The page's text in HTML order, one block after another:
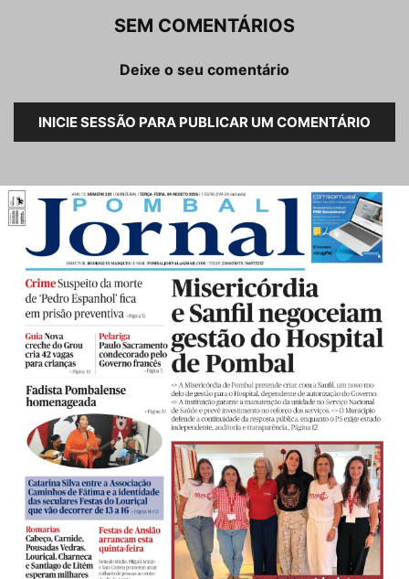
SEM COMENTÁRIOS
Deixe o seu comentário
INICIE SESSÃO PARA PUBLICAR UM COMENTÁRIO